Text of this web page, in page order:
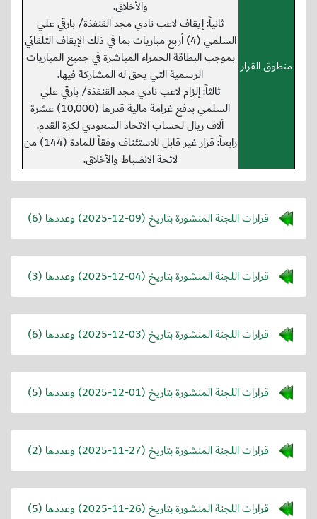
منطوق القرار
والأخلاق.
ثانياً: إيقاف لاعب نادي مجد القنفذة/ بارقي علي
السلمي (4) أربع مباريات بما في ذلك الإيقاف التلقائي
بموجب البطاقة الحمراء المباشرة في جميع المباريات
الرسمية التي يحق له المشاركة فيها.
ثالثاً: إلزام لاعب نادي مجد القنفذة/ بارقي علي
السلمي بدفع غرامة مالية قدرها (10,000) عشرة
آلاف ريال لحساب الاتحاد السعودي لكرة القدم.
رابعاً: قرار غير قابل للاستئناف وفقاً للمادة (144) من
لائحة الانضباط والأخلاق.
قرارات اللجنة المنشورة بتاريخ (2025-12-09) وعددها (6)
قرارات اللجنة المنشورة بتاريخ (2025-12-04) وعددها (3)
قرارات اللجنة المنشورة بتاريخ (2025-12-03) وعددها (6)
قرارات اللجنة المنشورة بتاريخ (2025-12-01) وعددها (5)
قرارات اللجنة المنشورة بتاريخ (2025-11-27) وعددها (2)
قرارات اللجنة المنشورة بتاريخ (2025-11-26) وعددها (5)